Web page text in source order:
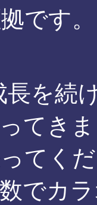
です。
長を続
てき
てく
でカ